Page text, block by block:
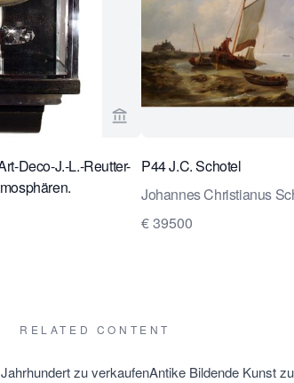
Collection ansehenVerkaeuferseite von Van
Deco-J.-L.-Reutter- P44 J.C. Schotel
Johannes Christianus
€ 39500
RELATED CONTENT
zu verkaufenAntike Bildende Kunst